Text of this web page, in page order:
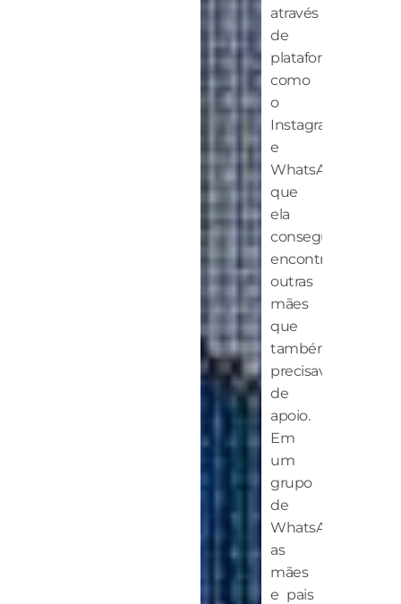
através
de
plataformas
como
o
Instagram
e
WhatsApp
que
ela
conseguiu
encontrar
outras
mães
que
também
precisavam
de
apoio.
Em
um
grupo
de
WhatsApp,
as
mães
e pais